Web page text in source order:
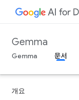
Gemma
Gemma 문서
개요